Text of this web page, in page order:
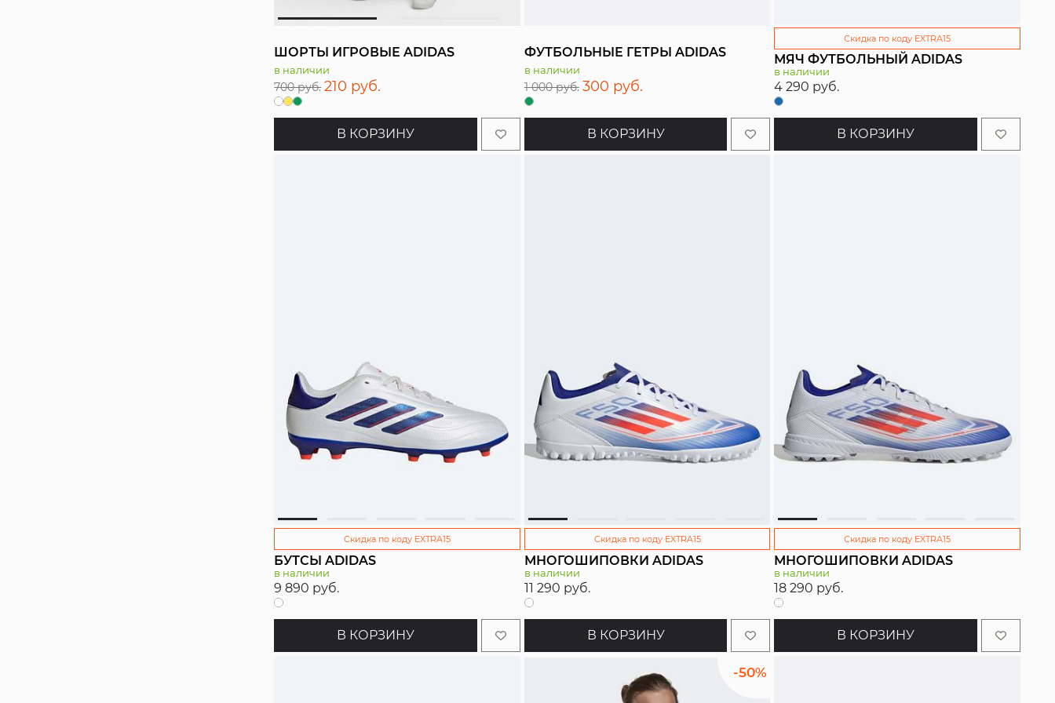
ШОРТЫ ИГРОВЫЕ ADIDAS
в наличии
700 руб. 210 руб.
В КОРЗИНУ
ФУТБОЛЬНЫЕ ГЕТРЫ ADIDAS
в наличии
1 000 руб. 300 руб.
В КОРЗИНУ
Скидка по коду EXTRA15
МЯЧ ФУТБОЛЬНЫЙ ADIDAS
в наличии
4 290 руб.
В КОРЗИНУ
Скидка по коду EXTRA15
БУТСЫ ADIDAS
в наличии
9 890 руб.
В КОРЗИНУ
Скидка по коду EXTRA15
МНОГОШИПОВКИ ADIDAS
в наличии
11 290 руб.
В КОРЗИНУ
Скидка по коду EXTRA15
МНОГОШИПОВКИ ADIDAS
в наличии
18 290 руб.
В КОРЗИНУ
-50%